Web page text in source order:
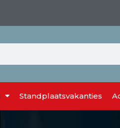
Standplaatsvakanties